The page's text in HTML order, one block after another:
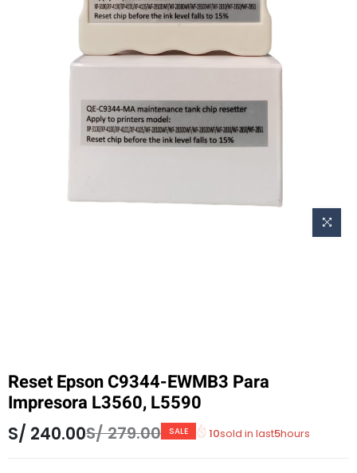
Reset Epson C9344-EWMB3 Para
Impresora L3560, L5590
S/279.00
S/ 240.00 SALE 10sold in last5hours